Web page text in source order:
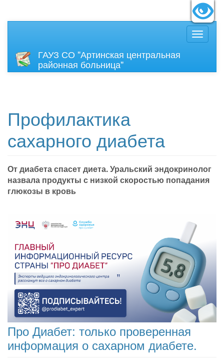
ГАУЗ СО "Артинская центральная
районная больница"
Профилактика
сахарного диабета
От диабета спасет диета. Уральский эндокринолог
назвала продукты с низкой скоростью попадания
глюкозы в кровь
Про Диабет: только проверенная
информация о сахарном диабете.